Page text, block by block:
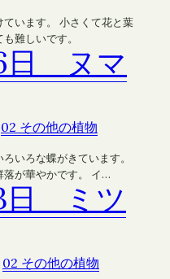
います。 小さくて花と葉
難しいです。
日 ヌマ
02 その他の植物
いろな蝶がきています。
落が華やかです。 イ…
日 ミツ
02 その他の植物